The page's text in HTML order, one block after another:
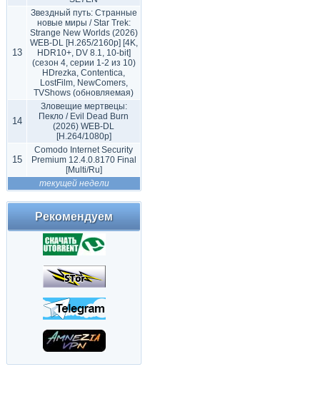
13
Звездный путь: Странные
новые миры / Star Trek:
Strange New Worlds (2026)
WEB-DL [H.265/2160p] [4K,
HDR10+, DV 8.1, 10-bit]
(сезон 4, серии 1-2 из 10)
HDrezka, Contentica,
LostFilm, NewComers,
TVShows (обновляемая)
14
Зловещие мертвецы:
Пекло / Evil Dead Burn
(2026) WEB-DL
[H.264/1080p]
15
Comodo Internet Security
Premium 12.4.0.8170 Final
[Multi/Ru]
текущей недели
Рекомендуем